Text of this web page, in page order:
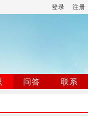
登录 注册
问答
联系